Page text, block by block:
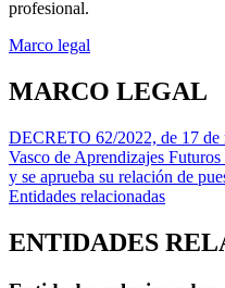
profesional.
Marco legal
MARCO LEGAL
DECRETO 62/2022, de 17 de
Vasco de Aprendizajes
y se aprueba su relación de
Entidades relacionadas
ENTIDADES